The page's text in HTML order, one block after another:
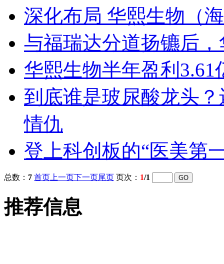
深化布局 华熙生物（
与福瑞达分道扬镳后
华熙生物半年盈利
到底谁是玻尿酸龙头
情仇
登上科创板的“医美第
总数： 7 首页 上一页下一页尾页 页次： 1/1
推荐信息